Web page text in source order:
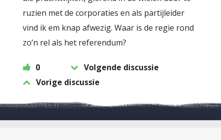
ruzien met de corporaties en als partijleider
vind ik em knap afwezig. Waar is de regie rond
zo’n rel als het referendum?
0
Volgende discussie
Vorige discussie